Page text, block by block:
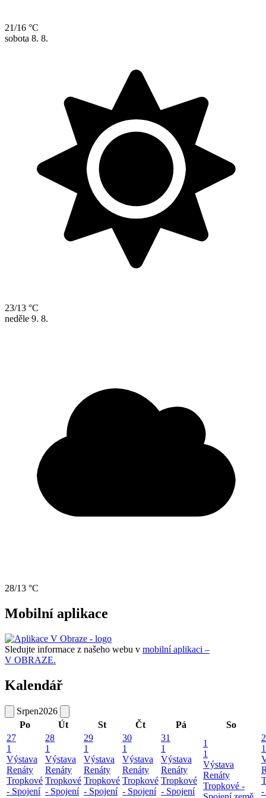
21/16 °C
sobota 8. 8.
23/13 °C
neděle 9. 8.
28/13 °C
Mobilní aplikace
Sledujte informace z našeho webu v mobilní aplikaci –
V OBRAZE.
Kalendář
Srpen2026
Po
Út St Čt Pá
So
27
1
Výstava
Renáty
Tropkové
- Spojení
28
1
Výstava
Renáty
Tropkové
- Spojení
29
1
Výstava
Renáty
Tropkové
- Spojení
30
1
Výstava
Renáty
Tropkové
- Spojení
31
1
Výstava
Renáty
Tropkové
- Spojení
1
1
Výstava
Renáty
Tropkové -
2
1
-